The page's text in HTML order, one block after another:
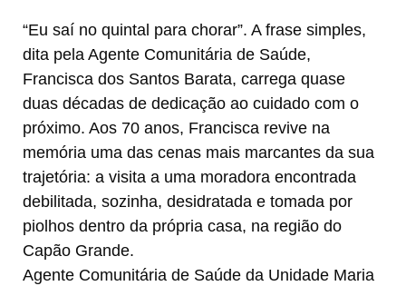
“Eu saí no quintal para chorar”. A frase simples,
dita pela Agente Comunitária de Saúde,
Francisca dos Santos Barata, carrega quase
duas décadas de dedicação ao cuidado com o
próximo. Aos 70 anos, Francisca revive na
memória uma das cenas mais marcantes da sua
trajetória: a visita a uma moradora encontrada
debilitada, sozinha, desidratada e tomada por
piolhos dentro da própria casa, na região do
Capão Grande.
Agente Comunitária de Saúde da Unidade Maria